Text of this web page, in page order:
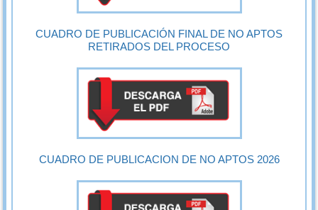
CUADRO DE PUBLICACIÓN FINAL DE NO APTOS
RETIRADOS DEL PROCESO
CUADRO DE PUBLICACION DE NO APTOS 2026